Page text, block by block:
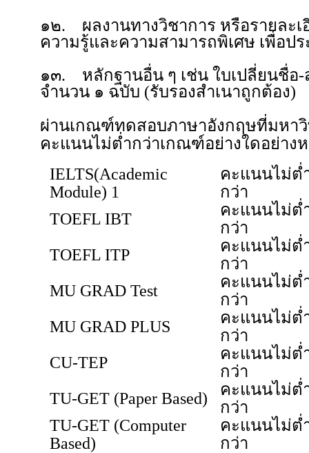
๑๒. ผลงานทางวิชาการ หรือรายละ
ความรู้และความสามารถพิเศษ เพื่อป
๑๓. หลักฐานอื่น ๆ เช่น ใบเปลี่ยนชื่อ-
จำนวน ๑ ฉบับ (รับรองสำเนาถูกต้อง)
ผ่านเกณฑ์ทดสอบภาษาอังกฤษที่มหา
คะแนนไม่ต่ำกว่าเกณฑ์อย่างใดอย่าง
IELTS(Academic
Module) 1
คะแนนไม่ต่
กว่า
TOEFL IBT
คะแนนไม่ต่
กว่า
TOEFL ITP
คะแนนไม่ต่
กว่า
MU GRAD Test
คะแนนไม่ต่
กว่า
MU GRAD PLUS
คะแนนไม่ต่
กว่า
CU-TEP
คะแนนไม่ต่
กว่า
TU-GET (Paper Based)
คะแนนไม่ต่
กว่า
TU-GET (Computer
Based)
คะแนนไม่ต่
กว่า